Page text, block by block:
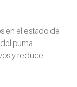
en el estado de
puma
y reduce